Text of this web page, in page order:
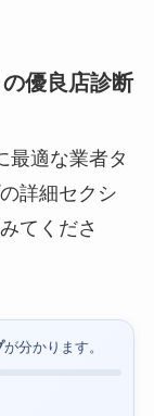
優良店診断
最適な業者タ
詳細セクシ
てくださ
が分かります。